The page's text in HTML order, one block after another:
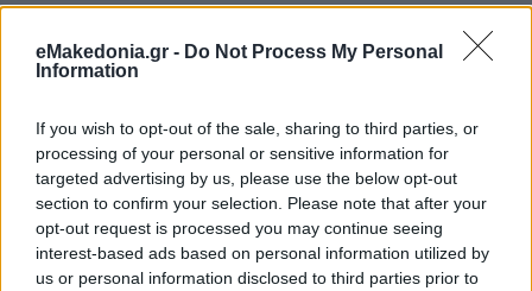
eMakedonia.gr - Do Not Process My Personal
Information
If you wish to opt-out of the sale, sharing to third parties, or
processing of your personal or sensitive information for
targeted advertising by us, please use the below opt-out
section to confirm your selection. Please note that after your
opt-out request is processed you may continue seeing
interest-based ads based on personal information utilized by
us or personal information disclosed to third parties prior to
Κρουαζιέρα